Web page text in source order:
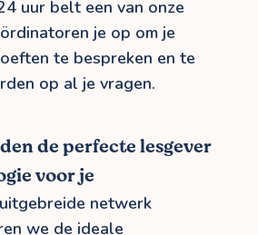
uur belt een van onze
je op om je
te bespreken en te
op al je vragen.
de perfecte lesgever
voor je
netwerk
we de ideale